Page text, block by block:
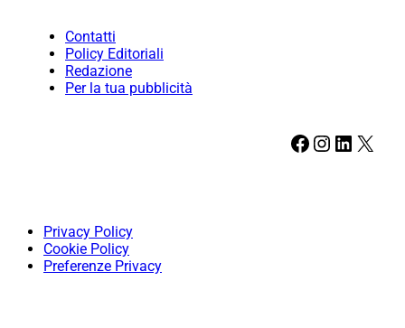
Contatti
Policy Editoriali
Redazione
Per la tua pubblicità
Facebook Instagram LinkedIn X
Privacy Policy
Cookie Policy
Preferenze Privacy